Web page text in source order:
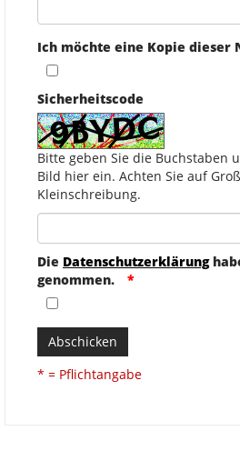
Ich möchte eine Kopie dieser
Sicherheitscode
Bitte geben Sie die Buchstaben
Bild hier ein. Achten Sie auf
Kleinschreibung.
Die Datenschutzerklärung
genommen.
Abschicken
* = Pflichtangabe